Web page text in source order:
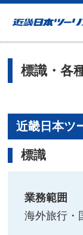
標識・各
近畿日本ツ
標識
業務範囲
海外旅行・